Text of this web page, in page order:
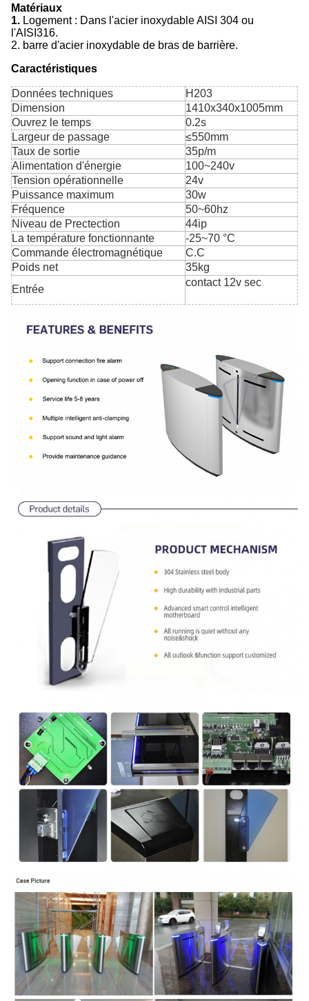
Matériaux
1. Logement : Dans l'acier inoxydable AISI 304 ou
l'AISI316.
2. barre d'acier inoxydable de bras de barrière.
Caractéristiques
Données techniques
H203
Dimension
1410x340x1005mm
Ouvrez le temps
0.2s
Largeur de passage
≤550mm
Taux de sortie
35p/m
Alimentation d'énergie
100~240v
Tension opérationnelle
24v
Puissance maximum
30w
Fréquence
50~60hz
Niveau de Prectection
44ip
La température fonctionnante
-25~70 °C
Commande électromagnétique
C.C
Poids net
35kg
Entrée
contact 12v sec